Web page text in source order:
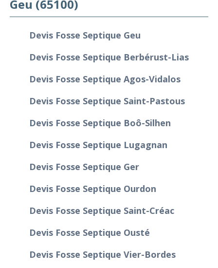
Geu (65100)
Devis Fosse Septique Geu
Devis Fosse Septique Berbérust-Lias
Devis Fosse Septique Agos-Vidalos
Devis Fosse Septique Saint-Pastous
Devis Fosse Septique Boô-Silhen
Devis Fosse Septique Lugagnan
Devis Fosse Septique Ger
Devis Fosse Septique Ourdon
Devis Fosse Septique Saint-Créac
Devis Fosse Septique Ousté
Devis Fosse Septique Vier-Bordes